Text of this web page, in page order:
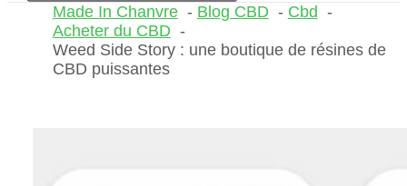
Made In Chanvre Blog CBD
Cbd
Acheter du CBD
Weed Side Story : une boutique de résines de
CBD puissantes